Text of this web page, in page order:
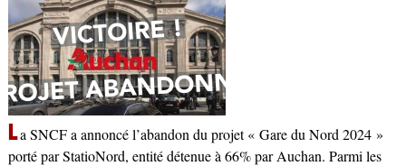
La SNCF a annoncé l’abandon du projet « Gare du Nord 2024 »
porté par StatioNord, entité détenue à 66% par Auchan. Parmi les